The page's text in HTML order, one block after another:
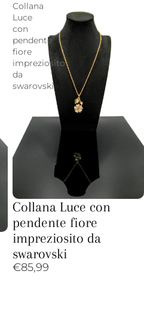
Collana
Luce
con
pendente
fiore
impreziosito
da
swarovski
Collana Luce con
pendente fiore
impreziosito da
swarovski
€85,99